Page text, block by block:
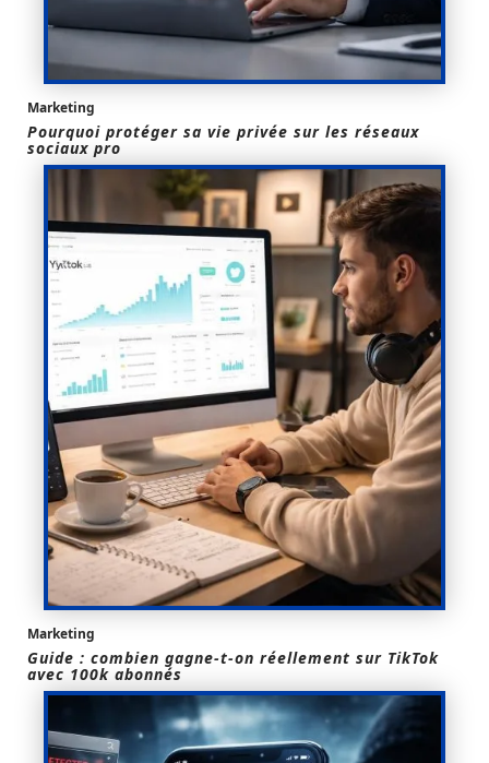
Marketing
Pourquoi protéger sa vie privée sur les réseaux
sociaux pro
Marketing
Guide : combien gagne-t-on réellement sur TikTok
avec 100k abonnés